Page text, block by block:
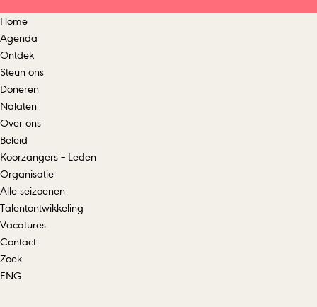
Home
Agenda
Ontdek
Steun ons
Doneren
Nalaten
Over ons
Beleid
Koorzangers – Leden
Organisatie
Alle seizoenen
Talentontwikkeling
Vacatures
Contact
Zoek
ENG